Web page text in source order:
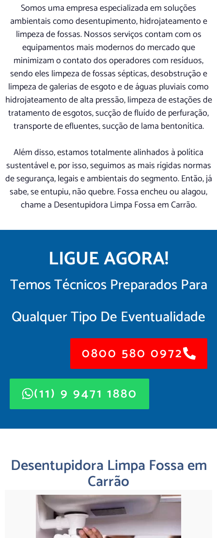
Somos uma empresa especializada em soluções
ambientais como desentupimento, hidrojateamento e
limpeza de fossas. Nossos serviços contam com os
equipamentos mais modernos do mercado que
minimizam o contato dos operadores com resíduos,
sendo eles limpeza de fossas sépticas, desobstrução e
limpeza de galerias de esgoto e de águas pluviais como
hidrojateamento de alta pressão, limpeza de estações de
tratamento de esgotos, sucção de fluído de perfuração,
transporte de efluentes, sucção de lama bentonítica.
Além disso, estamos totalmente alinhados à política
sustentável e, por isso, seguimos as mais rígidas normas
de segurança, legais e ambientais do segmento. Então, já
sabe, se entupiu, não quebre. Fossa encheu ou alagou,
chame a Desentupidora Limpa Fossa em Carrão.
LIGUE AGORA!
Temos Técnicos Preparados Para
Qualquer Tipo De Eventualidade
0800 580 0972
(11) 9 9471 1880
Desentupidora Limpa Fossa em
Carrão